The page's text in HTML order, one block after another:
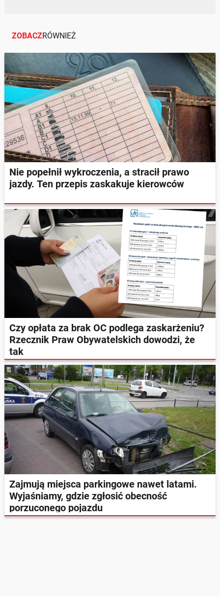
ZOBACZRÓWNIEŻ
Nie popełnił wykroczenia, a stracił prawo
jazdy. Ten przepis zaskakuje kierowców
Czy opłata za brak OC podlega zaskarżeniu?
Rzecznik Praw Obywatelskich dowodzi, że
tak
Zajmują miejsca parkingowe nawet latami.
Wyjaśniamy, gdzie zgłosić obecność
porzuconego pojazdu